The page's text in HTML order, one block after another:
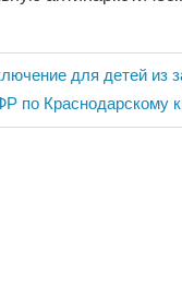
для детей из
по Краснодарскому